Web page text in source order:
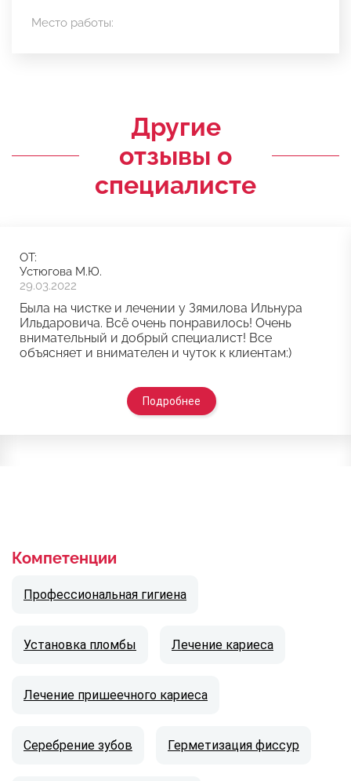
Место работы:
Другие
отзывы о
специалисте
ОТ:
Устюгова М.Ю.
29.03.2022
Была на чистке и лечении у Зямилова Ильнура
Ильдаровича. Всё очень понравилось! Очень
внимательный и добрый специалист! Все
объясняет и внимателен и чуток к клиентам:)
Подробнее
Компетенции
Профессиональная гигиена
Установка пломбы Лечение кариеса
Лечение пришеечного кариеса
Серебрение зубов Герметизация фиссур